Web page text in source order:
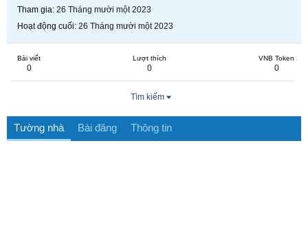
Tham gia 26 Tháng mười một 2023
Hoạt động cuối 26 Tháng mười một 2023
Bài viết
0
Lượt thích
0
VNB Token
0
Tìm kiếm
Tường nhà Bài đăng Thông tin